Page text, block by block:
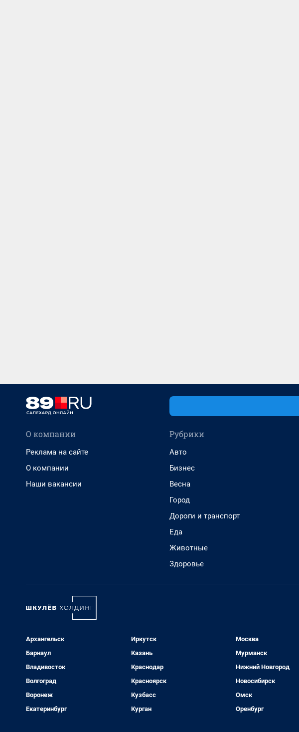
О компании
Реклама на сайте
О компании
Наши вакансии
Рубрики
Авто
Бизнес
Весна
Город
Дороги и транспорт
Еда
Животные
Здоровье
Архангельск
Барнаул
Владивосток
Волгоград
Воронеж
Екатеринбург
Иркутск
Казань
Краснодар
Красноярск
Кузбасс
Курган
Москва
Мурманск
Нижний Новгород
Новосибирск
Омск
Оренбург